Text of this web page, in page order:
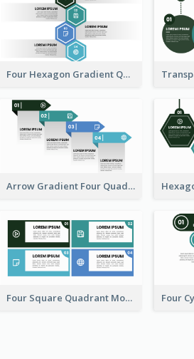
Four Hexagon Gradient Quadrant Model
Arrow Gradient Four Quadrant Model
Four Square Quadrant Model